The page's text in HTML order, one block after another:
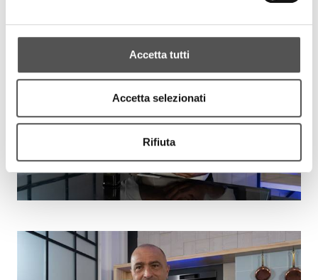
Accetta tutti
Accetta selezionati
Rifiuta